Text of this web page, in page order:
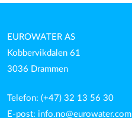
EUROWATER AS
Kobbervikdalen 61
3036 Drammen
Telefon: (+47) 32 13 56 30
E-post: info.no@eurowater.com